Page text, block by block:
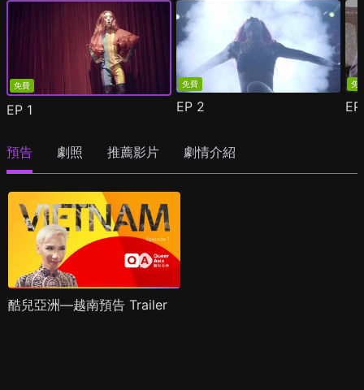
免費
EP 1
免費
EP 2
免
預告 劇照 推薦影片 劇情介紹
酷兒亞洲—越南預告 Trailer